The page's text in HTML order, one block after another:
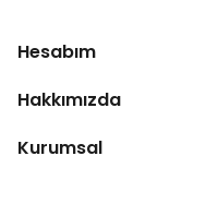
Hesabım
Hakkımızda
Kurumsal